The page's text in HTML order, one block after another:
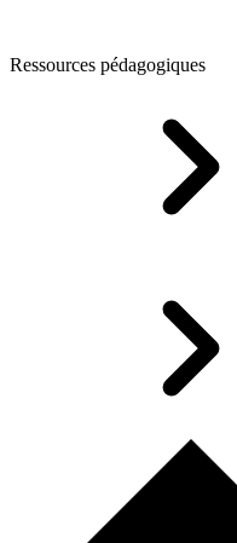
Ressources pédagogiques